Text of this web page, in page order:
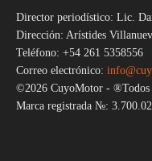
Director periodístico: Lic.
Dirección: Arístides
Teléfono: +54 261 5358556
Correo electrónico:
©2026 CuyoMotor - ®Todos
Marca registrada №: